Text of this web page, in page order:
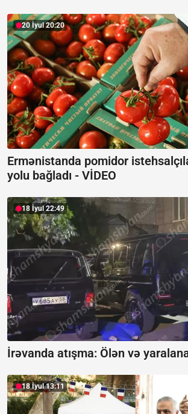
20 İyul 20:20
Ermənistanda pomidor
yolu bağladı - VİDEO
18 İyul 22:49
İrəvanda atışma: Ölən və
18 İyul 13:11